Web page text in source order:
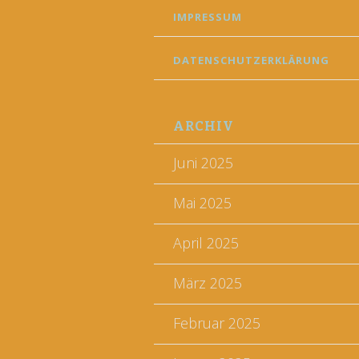
IMPRESSUM
DATENSCHUTZERKLÄRUNG
ARCHIV
Juni 2025
Mai 2025
April 2025
März 2025
Februar 2025